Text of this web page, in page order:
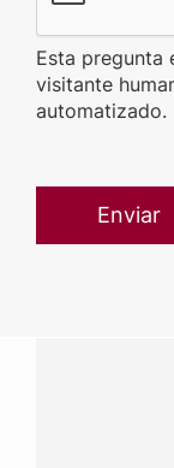
Esta pregunta
visitante
automatizado.